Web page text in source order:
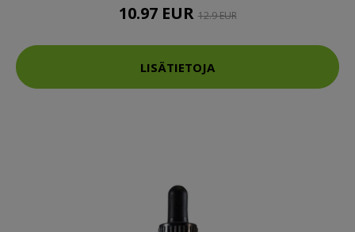
10.97 EUR12.9 EUR
LISÄTIETOJA